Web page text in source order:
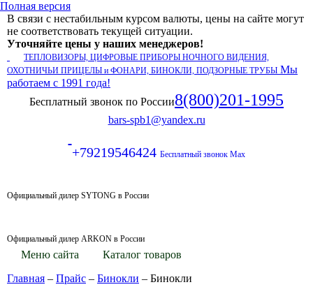
Полная версия
В связи с нестабильным курсом валюты, цены на сайте могут
не соответствовать текущей ситуации.
Уточняйте цены у наших менеджеров!
ТЕПЛОВИЗОРЫ, ЦИФРОВЫЕ ПРИБОРЫ НОЧНОГО ВИДЕНИЯ,
ОХОТНИЧЬИ ПРИЦЕЛЫ и ФОНАРИ, БИНОКЛИ, ПОДЗОРНЫЕ ТРУБЫ Мы
работаем с 1991 года!
Бесплатный звонок по России8(800)201-1995
bars-spb1@yandex.ru
+79219546424 Бесплатный звонок Max
Официальный дилер SYTONG в России
Официальный дилер ARKON в России
Меню сайта
Каталог товаров
Главная – Прайс – Бинокли – Бинокли